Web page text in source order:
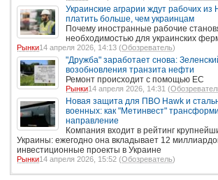
Украинские аграрии ждут рабочих из
платить больше, чем украинцам
Почему иностранные рабочие
необходимостью для украинских
Рынки14 апреля 2026, 14:13 (Обозреватель)
"Дружба" заработает снова:
возобновления транзита нефти
Ремонт происходит с помощью ЕС
Рынки14 апреля 2026, 14:31 (
Новая защита для ПВО Hawk и
военных: как "Метинвест"
направление
Компания входит в рейтинг
Украины: ежегодно она вкладывает 12
инвестиционные проекты в Украине
Рынки14 апреля 2026, 15:52 (Обозреватель)